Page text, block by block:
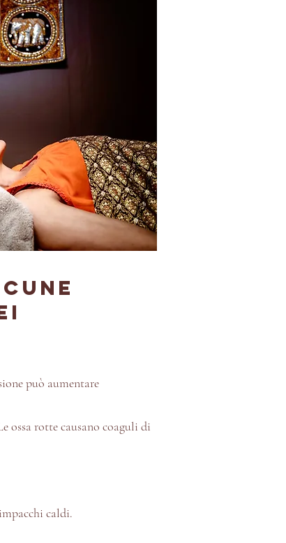
può aumentare
ossa rotte causano coaguli di
caldi.